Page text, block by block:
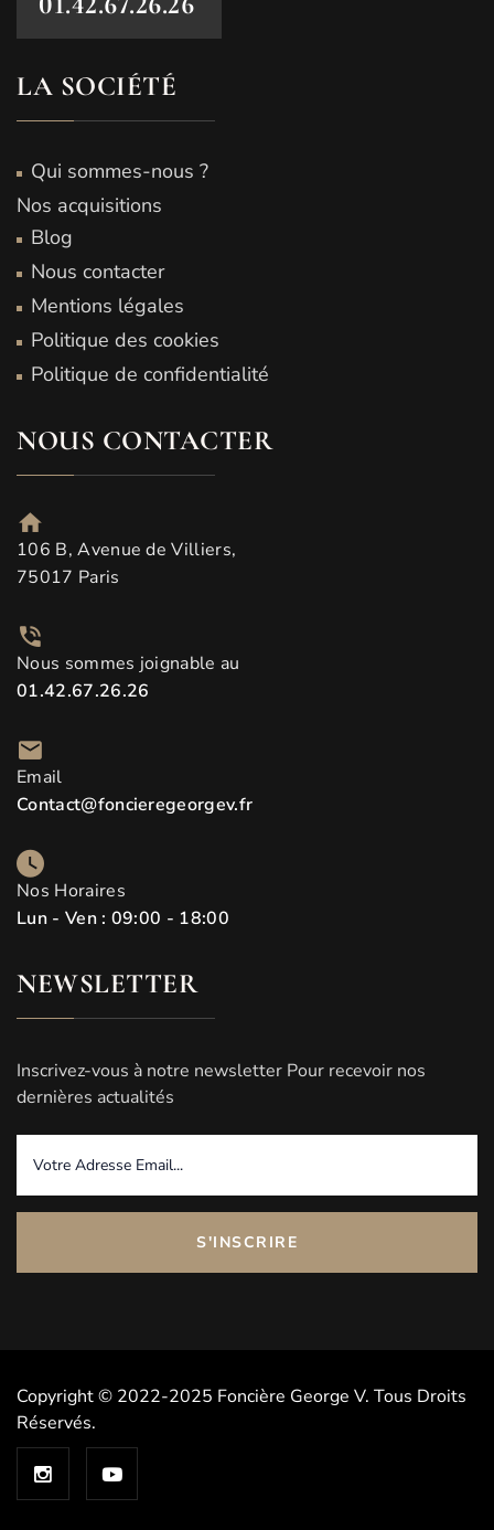
LA SOCIÉTÉ
Qui sommes-nous ?
Nos acquisitions
Blog
Nous contacter
Mentions légales
Politique des cookies
Politique de confidentialité
NOUS CONTACTER
106 B, Avenue de Villiers,
75017 Paris
Nous sommes joignable au
01.42.67.26.26
Email
Contact@foncieregeorgev.fr
Nos Horaires
Lun - Ven : 09:00 - 18:00
NEWSLETTER
Inscrivez-vous à notre newsletter Pour recevoir nos
dernières actualités
S'INSCRIRE
Copyright © 2022-2025 Foncière George V. Tous Droits
Réservés.